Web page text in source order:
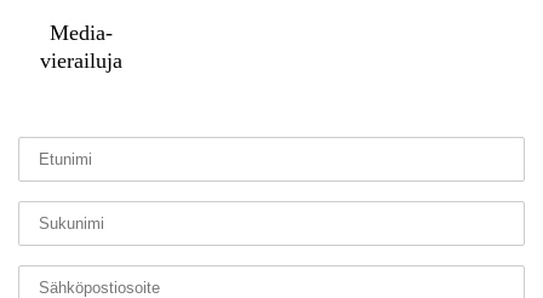
Media-
vierailuja